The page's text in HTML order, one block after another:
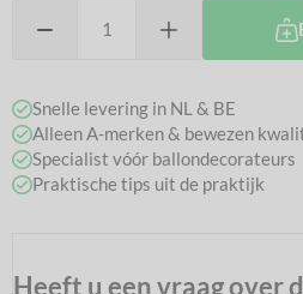
Snelle levering in NL & BE
Alleen A-merken & bewezen
Specialist vóór ballondecorateurs
Praktische tips uit de praktijk
Heeft u een vraag over